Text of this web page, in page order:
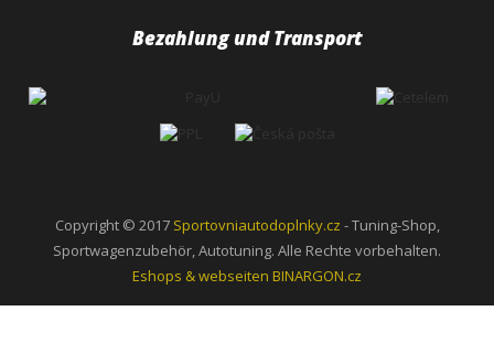
Bezahlung und Transport
Copyright © 2017 Sportovniautodoplnky.cz - Tuning-Shop,
Sportwagenzubehör, Autotuning. Alle Rechte vorbehalten.
Eshops & webseiten BINARGON.cz